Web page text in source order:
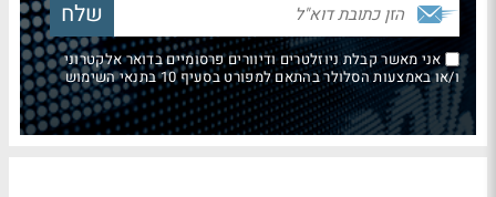
אני מאשר קבלת ניוזלטרים ודיוורים פרסומיים בדואר אלקטרוני
ו/או באמצעות הסלולר בהתאם למפורט בסעיף 10 בתנאי השימוש